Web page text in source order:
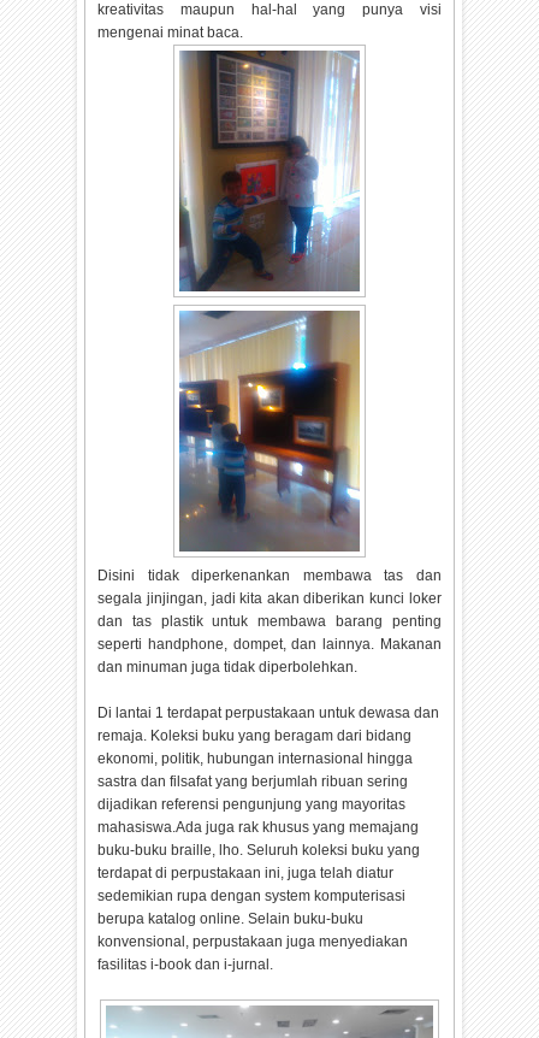
kreativitas maupun hal-hal yang punya visi
mengenai minat baca.
Disini tidak diperkenankan membawa tas dan
segala jinjingan, jadi kita akan diberikan kunci loker
dan tas plastik untuk membawa barang penting
seperti handphone, dompet, dan lainnya. Makanan
dan minuman juga tidak diperbolehkan.
Di lantai 1 terdapat perpustakaan untuk dewasa dan
remaja. Koleksi buku yang beragam dari bidang
ekonomi, politik, hubungan internasional hingga
sastra dan filsafat yang berjumlah ribuan sering
dijadikan referensi pengunjung yang mayoritas
mahasiswa.Ada juga rak khusus yang memajang
buku-buku braille, lho. Seluruh koleksi buku yang
terdapat di perpustakaan ini, juga telah diatur
sedemikian rupa dengan system komputerisasi
berupa katalog online. Selain buku-buku
konvensional, perpustakaan juga menyediakan
fasilitas i-book dan i-jurnal.